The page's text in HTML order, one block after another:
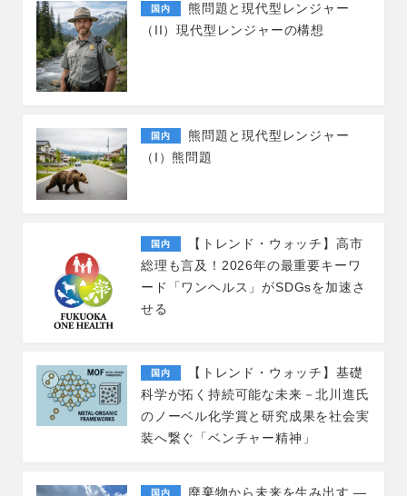
国内
熊問題と現代型レンジャー
（II）現代型レンジャーの構想
国内
熊問題と現代型レンジャー
（I）熊問題
国内
【トレンド・ウォッチ】高市
総理も言及！2026年の最重要キーワ
ード「ワンヘルス」がSDGsを加速さ
せる
国内
【トレンド・ウォッチ】基礎
科学が拓く持続可能な未来－北川進氏
のノーベル化学賞と研究成果を社会実
装へ繋ぐ「ベンチャー精神」
国内
廃棄物から未来を生み出す ―